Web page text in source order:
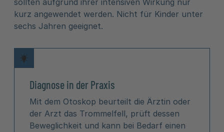
sollten aufgrund ihrer intensiven Wirkung nur
kurz angewendet werden. Nicht für Kinder unter
sechs Jahren geeignet.
Diagnose in der Praxis
Mit dem Otoskop beurteilt die Ärztin oder
der Arzt das Trommelfell, prüft dessen
Beweglichkeit und kann bei Bedarf einen